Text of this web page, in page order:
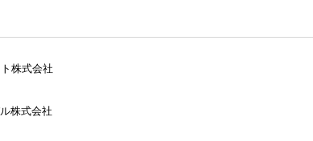
株式会社
株式会社